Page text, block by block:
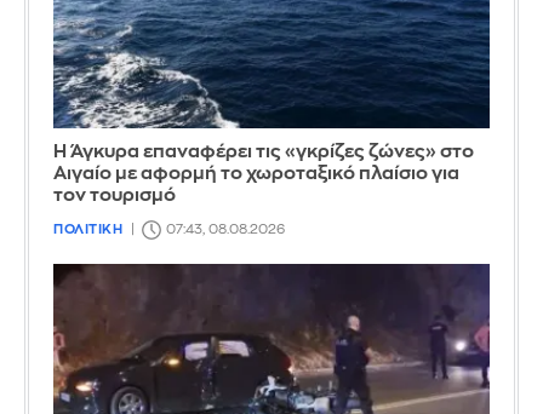
Η Άγκυρα επαναφέρει τις «γκρίζες ζώνες» στο
Αιγαίο με αφορμή το χωροταξικό πλαίσιο για
τον τουρισμό
ΠΟΛΙΤΙΚΗ 07:43, 08.08.2026